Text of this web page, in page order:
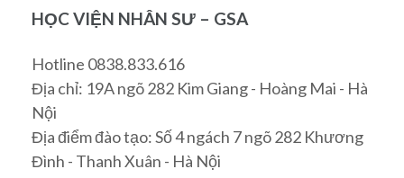
HỌC VIỆN NHÂN SƯ – GSA
Hotline 0838.833.616
Địa chỉ: 19A ngõ 282 Kim Giang - Hoàng Mai - Hà
Nội
Địa điểm đào tạo: Số 4 ngách 7 ngõ 282 Khương
Đình - Thanh Xuân - Hà Nội